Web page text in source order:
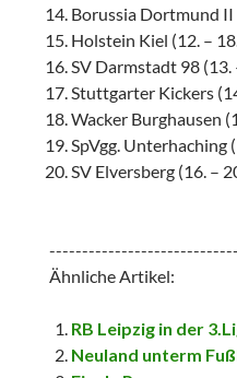
Borussia Dortmund II
Holstein Kiel (12. –
SV Darmstadt 98 (13.
Stuttgarter Kickers
Wacker Burghausen
SpVgg. Unterhaching
SV Elversberg (16. –
Ähnliche Artikel:
RB Leipzig in der
Neuland unterm